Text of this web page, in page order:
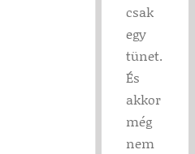
csak
egy
tünet.
És
akkor
még
nem